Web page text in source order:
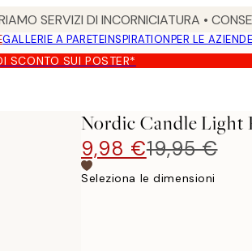
SERVIZI DI INCORNICIATURA •
GALLERIE A PARETEINSPIRATIONPER LE AZIENDE
SCONTO SUI POSTER*
Nordic Candle Light
9,98 €19,95 €
Seleziona le dimensioni